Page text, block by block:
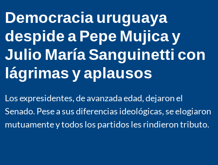
Democracia uruguaya
despide a Pepe Mujica y
Julio María Sanguinetti con
lágrimas y aplausos
Los expresidentes, de avanzada edad, dejaron el
Senado. Pese a sus diferencias ideológicas, se elogiaron
mutuamente y todos los partidos les rindieron tributo.